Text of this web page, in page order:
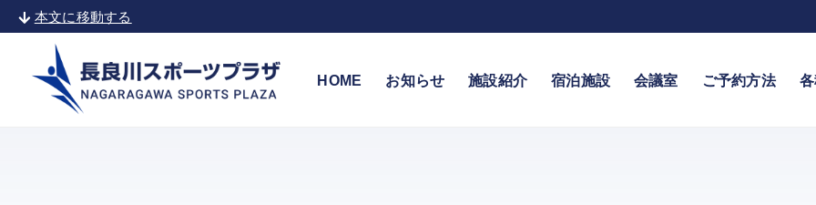
本文に移動する
HOME お知らせ 施設紹介 宿泊施設 会議室 ご予約方法